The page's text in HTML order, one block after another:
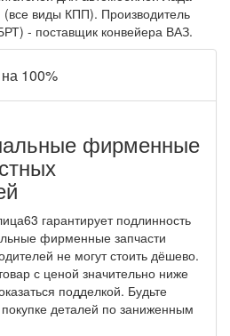
(все виды КПП). Производитель
- поставщик конвейера ВАЗ.
100%
фирменные
гарантирует подлинность
фирменные запчасти
не могут стоить дёшево.
с ценой значительно ниже
подделкой. Будьте
деталей по заниженным